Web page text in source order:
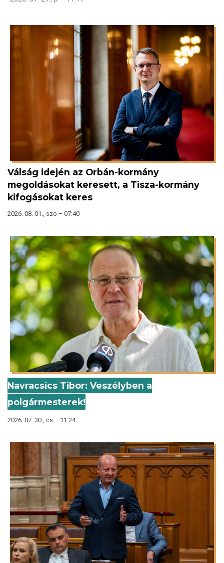
Válság idején az Orbán-kormány
megoldásokat keresett, a Tisza-kormány
kifogásokat keres
2026. 08. 01., szo – 07:40
Navracsics Tibor: Veszélyben a
polgármesterek!
2026. 07. 30., cs – 11:24